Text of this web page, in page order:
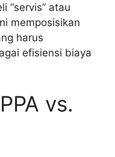
“servis” atau
memposisikan
harus
efisiensi biaya
vs.